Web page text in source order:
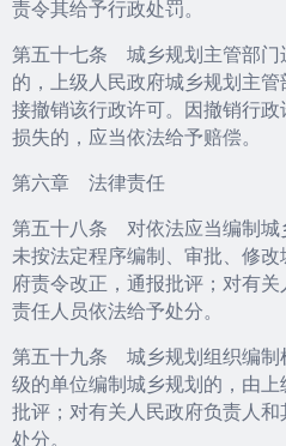
责令其给予行政处罚。
第五十七条 城乡规划主管部门
的，上级人民政府城乡规划主
接撤销该行政许可。因撤销行
损失的，应当依法给予赔偿。
第六章 法律责任
第五十八条 对依法应当编制城
未按法定程序编制、审批、修
府责令改正，通报批评；对有
责任人员依法给予处分。
第五十九条 城乡规划组织编制
级的单位编制城乡规划的，由
批评；对有关人民政府负责人
处分。